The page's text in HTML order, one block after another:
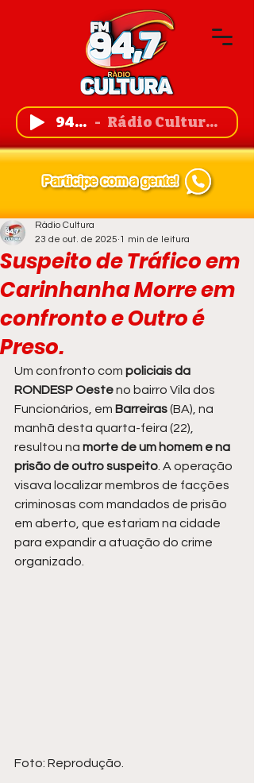
94,7 FM Rádio Cultura de Guanambi
Suspeito de Tráfico em
Carinhanha Morre em
confronto e Outro é
Preso.
Rádio Cultura
23 de out. de 2025 1 min de leitura
Um confronto com policiais da
RONDESP Oeste no bairro Vila dos
Funcionários, em Barreiras (BA), na
manhã desta quarta-feira (22),
resultou na morte de um homem e na
prisão de outro suspeito . A operação
visava localizar membros de facções
criminosas com mandados de prisão
em aberto, que estariam na cidade
para expandir a atuação do crime
organizado.
Foto: Reprodução.